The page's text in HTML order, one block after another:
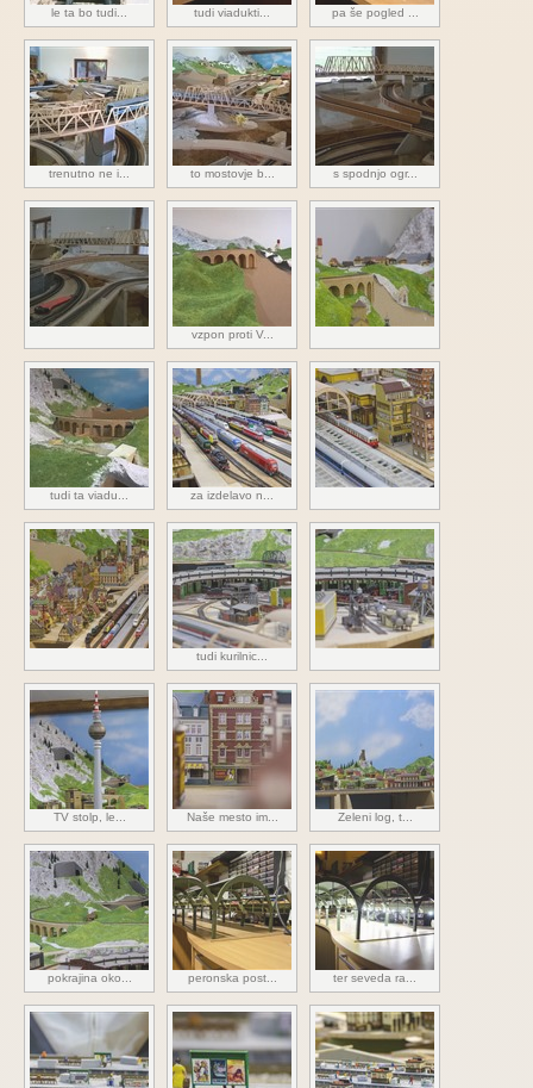
le ta bo tudi... tudi viadukti... pa še pogled ...
trenutno ne i... to mostovje b... s spodnjo ogr...
vzpon proti V...
tudi ta viadu... za izdelavo n...
tudi kurilnic...
TV stolp, le... Naše mesto im... Zeleni log, t...
pokrajina oko... peronska post... ter seveda ra...